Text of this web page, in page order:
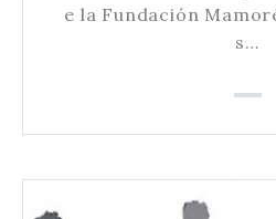
e la Fundación
s…